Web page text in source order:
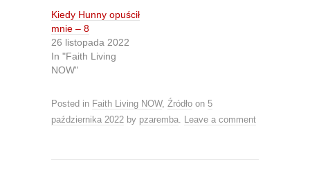
t
e
r
(
O
p
i
n
n
e
n
e
b
o
k
(
O
s
i
n
n
i
Kiedy Hunny opuścił
mnie – 8
26 listopada 2022
In "Faith Living
NOW"
Posted in Faith Living NOW, Źródło on 5
października 2022 by pzaremba Leave a comment